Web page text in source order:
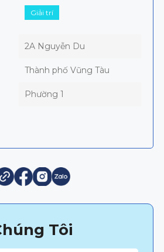
Giải trí
2A Nguyễn Du
Thành phố Vũng Tàu
Phường 1
Tôi